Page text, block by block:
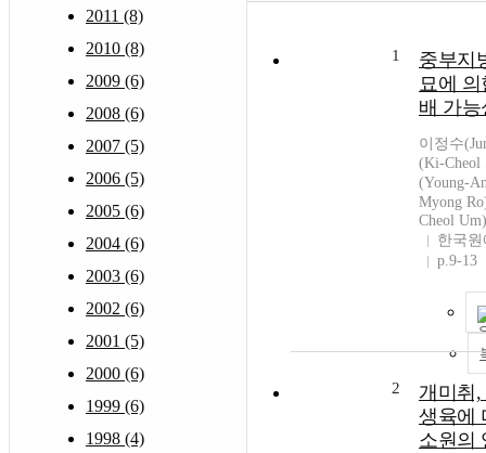
2011 (8)
2010 (8)
2009 (6)
2008 (6)
2007 (5)
2006 (5)
2005 (6)
2004 (6)
2003 (6)
2002 (6)
2001 (5)
2000 (6)
1999 (6)
1998 (4)
1
중부지
묘에
배 가능
이정수
(Ki-Cheol
(Young-
Myong
Cheol Um)
한국
p.9-13
2
개미취,
생육에
소원의